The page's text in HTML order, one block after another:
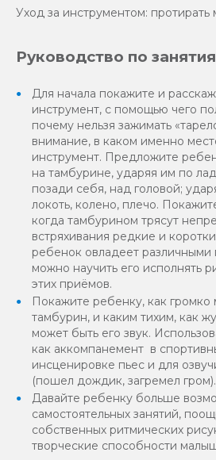
Уход за инструментом: протирать
Руководство по
Для начала покажите и
инструмент, с помощью чего
почему нельзя зажимать
внимание, в каком именно
инструмент. Предложите
на тамбурине, ударяя им по
позади себя, над головой;
локоть, колено, плечо.
когда тамбурином трясут
встряхивания редкие и
ребенок овладеет
можно научить его исполнять
этих приёмов.
Покажите ребенку, как громко
тамбурин, и каким тихим, как
может быть его звук.
как аккомпанемент в
инсценировке пьес и для
(пошел дождик, загремел гром).
Давайте ребенку больше
самостоятельных занятий,
собственных ритмических
творческие способности